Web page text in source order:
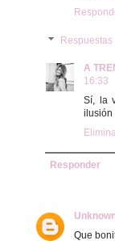
Respuestas
A
16:33
Sí, la
ilusión
Responder
Que